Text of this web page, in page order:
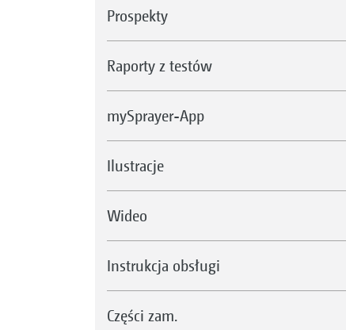
Prospekty
Raporty z testów
mySprayer-App
Ilustracje
Wideo
Instrukcja obsługi
Części zam.